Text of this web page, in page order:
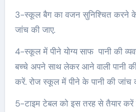
3-स्कूल बैग का वजन सुनिश्चित करने
जांच की जाए.
4-स्कूल में पीने योग्य साफ पानी की
बच्चे अपने साथ लेकर आने वाली पानी
करें. रोज स्कूल में पीने के पानी की जांच
5-टाइम टेबल को इस तरह से तैयार करें